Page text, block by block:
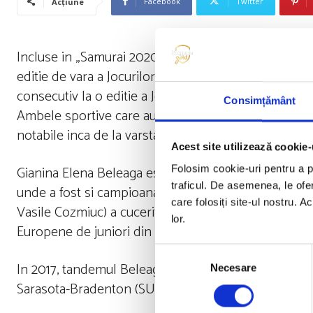
Consimțământ
Acest site utilizează
Folosim cookie-uri pentru a
traficul. De asemenea, le
care folosiți site-ul nostru.
lor.
consimțământului
Necesare
Incluse in „Samurai 2020”, programul de
editie de vara a Jocurilor Olimpice – Tokyo 2020,
consecutiv la o editie a Jocurilor Olimpice, dupa Rio
Ambele sportive care au calificat la Tokyo 2020
notabile inca de la varsta junioratului.
Gianina Elena Beleaga este dubla campioana
unde a fost si campioana europeana in 2013, iar
Vasile Cozmiuc) a cucerit medalii de argint la
Europene de juniori din 2011, la 2x, si la CE 2013, la
In 2017, tandemul Beleaga /Cozmiuc a urcat pe
Sarasota-Bradenton (SUA), cucerind primul aur